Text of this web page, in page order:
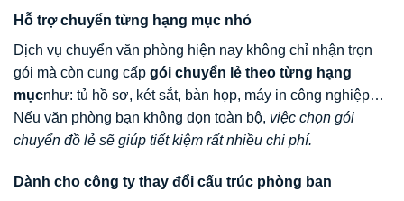
Hỗ trợ chuyển từng hạng mục nhỏ
Dịch vụ chuyển văn phòng hiện nay không chỉ nhận trọn
gói mà còn cung cấp gói chuyển lẻ theo từng hạng
mụcnhư: tủ hồ sơ, két sắt, bàn họp, máy in công nghiệp…
Nếu văn phòng bạn không dọn toàn bộ, việc chọn gói
chuyển đồ lẻ sẽ giúp tiết kiệm rất nhiều chi phí.
Dành cho công ty thay đổi cấu trúc phòng ban